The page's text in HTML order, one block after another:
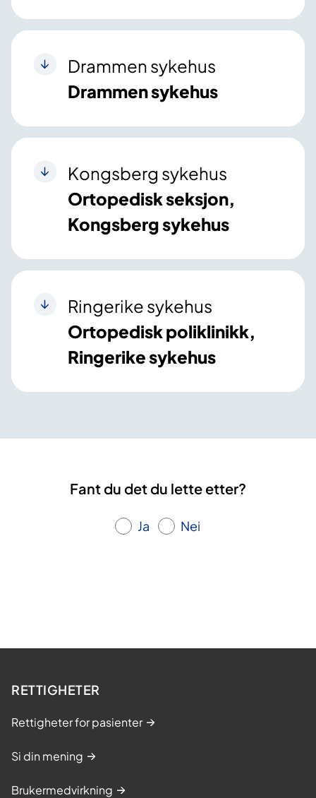
Drammen sykehus
Drammen sykehus
Kongsberg sykehus
Ortopedisk seksjon,
Kongsberg sykehus
Ringerike sykehus
Ortopedisk poliklinikk,
Ringerike sykehus
Fant du det du lette etter?
Ja Nei
RETTIGHETER
Rettigheter for pasienter
Si din mening
Brukermedvirkning